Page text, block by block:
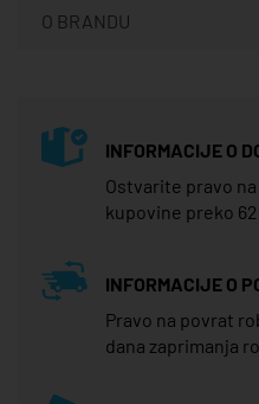
O BRANDU
INFORMACIJE O
Ostvarite pravo
kupovine preko
INFORMACIJE O
Pravo na povrat
dana zaprimanja